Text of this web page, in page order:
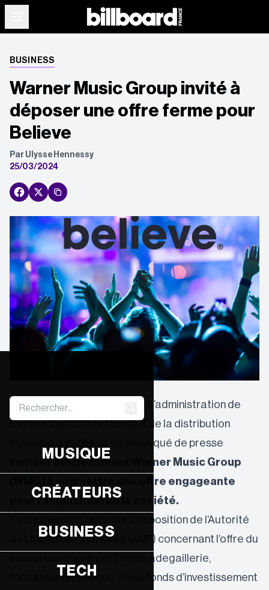
MUSIQUE
CRÉATEURS
BUSINESS
TECH
BUSINESS
Warner Music Group invité à
déposer une offre ferme pour
Believe
Par Ulysse Hennessy
25/03/2024
Ce 25 mars 2024, Le conseil d’administration de
Believe, spécialiste français de la distribution
musicale, a publié un communiqué de presse
invitant officiellement Warner Music Group
(WMG) à soumettre une offre engageante
pour l’acquisition de la société.
Cette décision fait suite à la position de l’Autorité
des Marchés Financiers (AMF) concernant l’offre du
consortium mené par Denis Ladegaillerie,
fondateur de Believe, et les fonds d’investissement